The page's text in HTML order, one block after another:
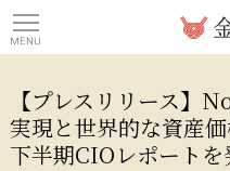
【プレスリリース】
実現と世界的な資産
下半期CIOレポートを